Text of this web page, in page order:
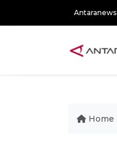
Antaranews
Home